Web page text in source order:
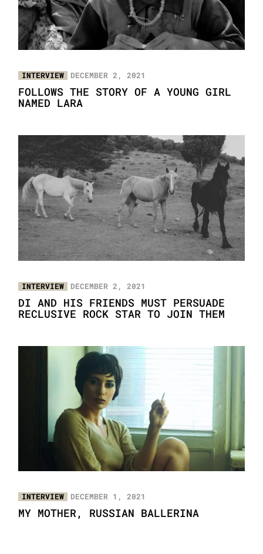
INTERVIEW DECEMBER 2, 2021
FOLLOWS THE STORY OF A YOUNG GIRL
NAMED LARA
INTERVIEW DECEMBER 2, 2021
DI AND HIS FRIENDS MUST PERSUADE
RECLUSIVE ROCK STAR TO JOIN THEM
INTERVIEW DECEMBER 1, 2021
MY MOTHER, RUSSIAN BALLERINA